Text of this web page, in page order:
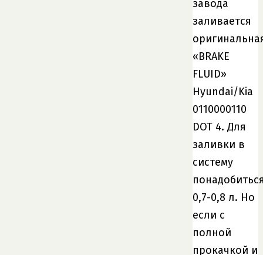
завода
заливается
«BRAKE
FLUID»
Hyundai/Kia
0110000110
DOT 4. Для
заливки в
систему
0,7-0,8 л. Но
если с
полной
прокачкой и